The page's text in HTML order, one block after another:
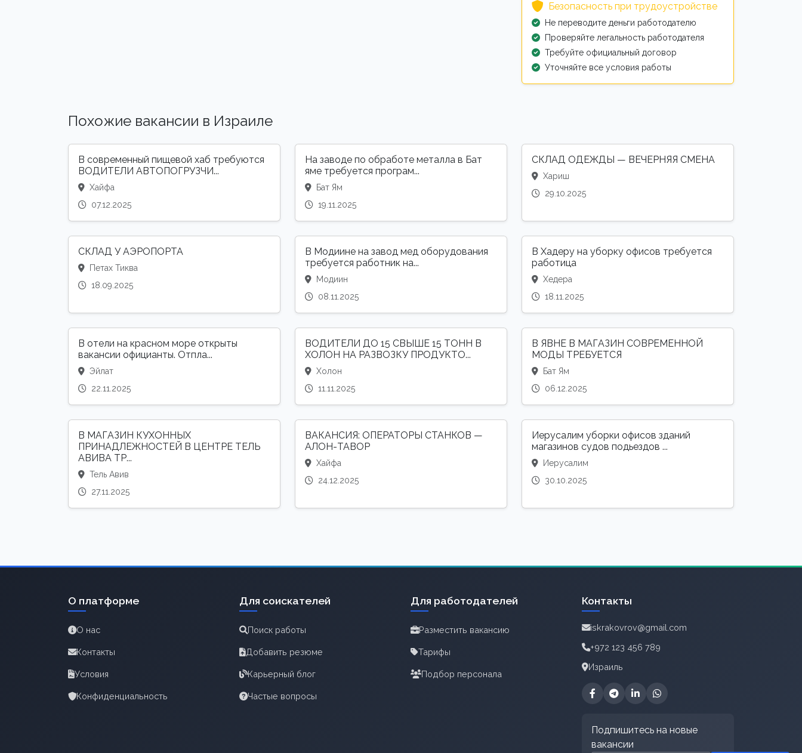
Безопасность при трудоустройстве
Не переводите деньги работодателю
Проверяйте легальность работодателя
Требуйте официальный договор
Уточняйте все условия работы
Похожие вакансии в Израиле
В современный пищевой хаб требуются
ВОДИТЕЛИ АВТОПОГРУЗЧИ...
Хайфа
07.12.2025
На заводе по обработе металла в Бат
яме требуется програм...
Бат Ям
19.11.2025
СКЛАД ОДЕЖДЫ — ВЕЧЕРНЯЯ СМЕНА
Хариш
29.10.2025
СКЛАД У АЭРОПОРТА
Петах Тиква
18.09.2025
В Модиине на завод мед оборудования
требуется работник на...
Модиин
08.11.2025
В Хадеру на уборку офисов требуется
работица
Хедера
18.11.2025
В отели на красном море открыты
вакансии официанты. Отпла...
Эйлат
22.11.2025
ВОДИТЕЛИ ДО 15 СВЫШЕ 15 ТОНН В
ХОЛОН НА РАЗВОЗКУ ПРОДУКТО...
Холон
11.11.2025
В ЯВНЕ В МАГАЗИН СОВРЕМЕННОЙ
МОДЫ ТРЕБУЕТСЯ
Бат Ям
06.12.2025
В МАГАЗИН КУХОННЫХ
ПРИНАДЛЕЖНОСТЕЙ В ЦЕНТРЕ ТЕЛЬ
АВИВА ТР...
Тель Авив
27.11.2025
ВАКАНСИЯ: ОПЕРАТОРЫ СТАНКОВ —
АЛОН-ТАВОР
Хайфа
24.12.2025
Иерусалим уборки офисов зданий
магазинов судов подьездов ...
Иерусалим
30.10.2025
О платформе
О нас
Контакты
Условия
Конфиденциальность
Для соискателей
Поиск работы
Добавить резюме
Карьерный блог
Частые вопросы
Для работодателей
Разместить вакансию
Тарифы
Подбор персонала
Контакты
iskrakovrov@gmail.com
+972 123 456 789
Израиль
Подпишитесь на новые
вакансии